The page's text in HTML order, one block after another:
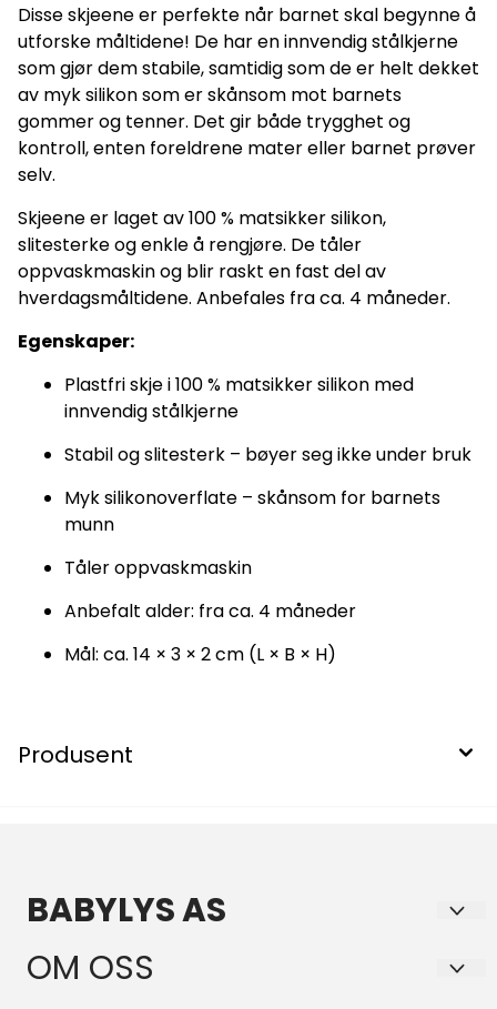
Disse skjeene er perfekte når barnet skal begynne å
utforske måltidene! De har en innvendig stålkjerne
som gjør dem stabile, samtidig som de er helt dekket
av myk silikon som er skånsom mot barnets
gommer og tenner. Det gir både trygghet og
kontroll, enten foreldrene mater eller barnet prøver
selv.
Skjeene er laget av 100 % matsikker silikon,
slitesterke og enkle å rengjøre. De tåler
oppvaskmaskin og blir raskt en fast del av
hverdagsmåltidene. Anbefales fra ca. 4 måneder.
Egenskaper:
Plastfri skje i 100 % matsikker silikon med
innvendig stålkjerne
Stabil og slitesterk – bøyer seg ikke under bruk
Myk silikonoverflate – skånsom for barnets
munn
Tåler oppvaskmaskin
Anbefalt alder: fra ca. 4 måneder
Mål: ca. 14 × 3 × 2 cm (L × B × H)
Produsent
BABYLYS AS
gode produkter, til barn og baby. Med varelager i
OM OSS